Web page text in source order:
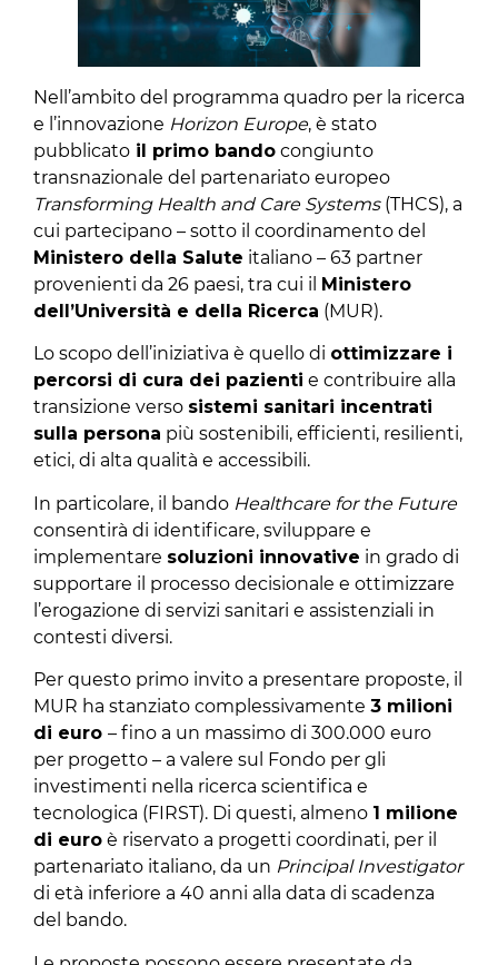
Nell’ambito del programma quadro per la ricerca
e l’innovazione Horizon Europe, è stato
pubblicato il primo bando congiunto
transnazionale del partenariato europeo
Transforming Health and Care Systems(THCS), a
cui partecipano – sotto il coordinamento del
Ministero della Salute italiano – 63 partner
provenienti da 26 paesi, tra cui il Ministero
dell’Università e della Ricerca (MUR).
Lo scopo dell’iniziativa è quello di ottimizzare i
percorsi di cura dei pazienti e contribuire alla
transizione verso sistemi sanitari incentrati
sulla persona più sostenibili, efficienti, resilienti,
etici, di alta qualità e accessibili.
In particolare, il bando Healthcare for the Future
consentirà di identificare, sviluppare e
implementare soluzioni innovative in grado di
supportare il processo decisionale e ottimizzare
l’erogazione di servizi sanitari e assistenziali in
contesti diversi.
Per questo primo invito a presentare proposte, il
MUR ha stanziato complessivamente 3 milioni
di euro – fino a un massimo di 300.000 euro
per progetto – a valere sul Fondo per gli
investimenti nella ricerca scientifica e
tecnologica (FIRST). Di questi, almeno 1 milione
di euro è riservato a progetti coordinati, per il
partenariato italiano, da un Principal Investigator
di età inferiore a 40 anni alla data di scadenza
del bando.